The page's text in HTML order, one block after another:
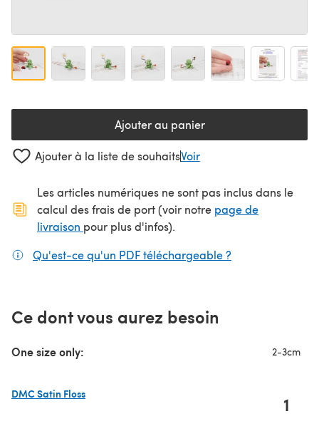
Ajouter au panier
Ajouter à la liste de souhaitsVoir
Les articles numériques ne sont pas inclus dans le
calcul des frais de port (voir notre page de
livraison (s'ouvre dans un nouvel onglet)
pour plus d'infos).
Qu'est-ce qu'un PDF téléchargeable ?
Ce dont vous aurez besoin
One size only: 2-3cm
DMC Satin Floss
1